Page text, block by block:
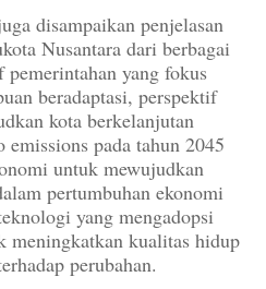
disampaikan penjelasan
Nusantara dari berbagai
yang fokus
beradaptasi, perspektif
kota berkelanjutan
emissions pada tahun 2045
untuk mewujudkan
pertumbuhan ekonomi
yang mengadopsi
meningkatkan kualitas hidup
perubahan.